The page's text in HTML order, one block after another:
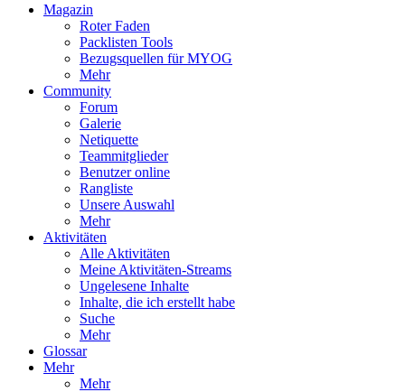
Magazin
Roter Faden
Packlisten Tools
Bezugsquellen für MYOG
Mehr
Community
Forum
Galerie
Netiquette
Teammitglieder
Benutzer online
Rangliste
Unsere Auswahl
Mehr
Aktivitäten
Alle Aktivitäten
Meine Aktivitäten-Streams
Ungelesene Inhalte
Inhalte, die ich erstellt habe
Suche
Mehr
Glossar
Mehr
Mehr